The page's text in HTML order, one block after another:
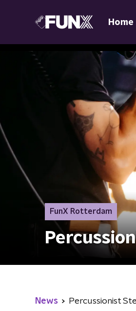
Home
FunX Rotterdam
News Percussionist